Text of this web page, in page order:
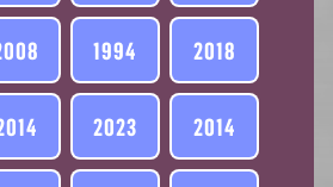
1994 2018
2023 2014